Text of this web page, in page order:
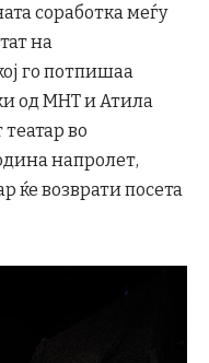
соработка меѓу
на
го потпишаа
од МНТ и Атила
во
напролет,
ќе возврати посета